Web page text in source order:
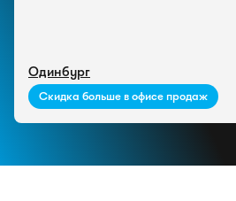
Одинбург
Скидка больше в офисе продаж